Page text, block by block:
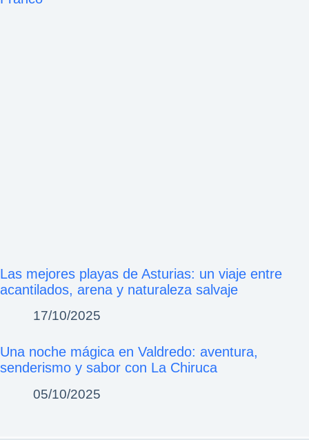
Las mejores playas de Asturias: un viaje entre
acantilados, arena y naturaleza salvaje
17/10/2025
Una noche mágica en Valdredo: aventura,
senderismo y sabor con La Chiruca
05/10/2025